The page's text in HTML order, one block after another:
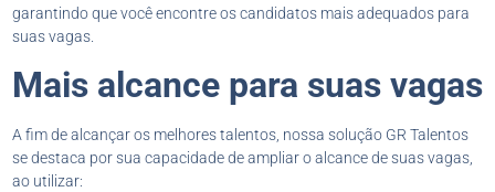
garantindo que você encontre os candidatos mais adequados para
suas vagas.
Mais alcance para suas vagas
A fim de alcançar os melhores talentos, nossa solução GR Talentos
se destaca por sua capacidade de ampliar o alcance de suas vagas,
ao utilizar: